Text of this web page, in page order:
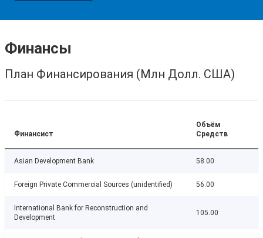
Финансы
План Финансирования (Млн Долл. США)
Финансист
Объём
Средств
Asian Development Bank 58.00
Foreign Private Commercial Sources (unidentified) 56.00
International Bank for Reconstruction and
Development
105.00